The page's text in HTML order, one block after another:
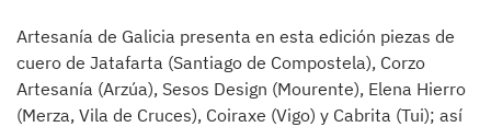
Artesanía de Galicia presenta en esta edición piezas de
cuero de Jatafarta (Santiago de Compostela), Corzo
Artesanía (Arzúa), Sesos Design (Mourente), Elena Hierro
(Merza, Vila de Cruces), Coiraxe (Vigo) y Cabrita (Tui); así